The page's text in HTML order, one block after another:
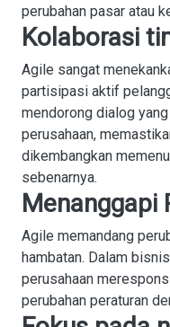
perubahan pasar atau
Kolaborasi
Agile sangat
partisipasi aktif
mendorong dialog
perusahaan,
dikembangkan
sebenarnya.
Menanggapi
Agile memandang
hambatan. Dalam
perusahaan
perubahan peraturan